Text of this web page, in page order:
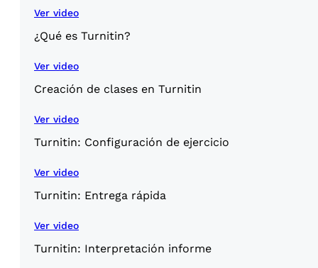
Ver video
¿Qué es Turnitin?
Ver video
Creación de clases en Turnitin
Ver video
Turnitin: Configuración de ejercicio
Ver video
Turnitin: Entrega rápida
Ver video
Turnitin: Interpretación informe